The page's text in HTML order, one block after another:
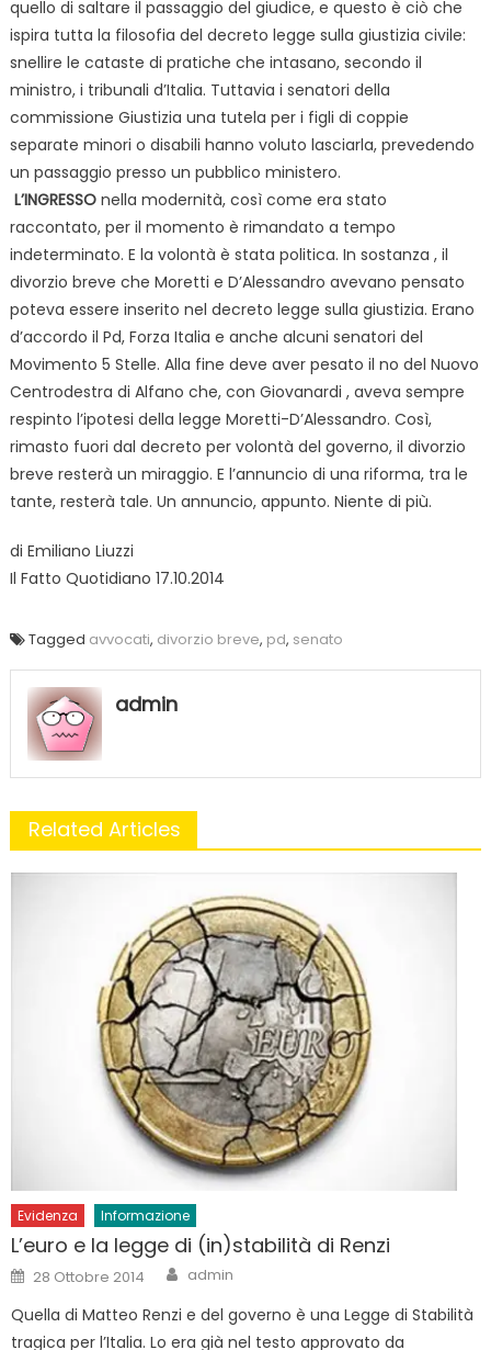
quello di saltare il passaggio del giudice, e questo è ciò che
ispira tutta la filosofia del decreto legge sulla giustizia civile:
snellire le cataste di pratiche che intasano, secondo il
ministro, i tribunali d’Italia. Tuttavia i senatori della
commissione Giustizia una tutela per i figli di coppie
separate minori o disabili hanno voluto lasciarla, prevedendo
un passaggio presso un pubblico ministero.
L’INGRESSOnella modernità, così come era stato
raccontato, per il momento è rimandato a tempo
indeterminato. E la volontà è stata politica. In sostanza , il
divorzio breve che Moretti e D’Alessandro avevano pensato
poteva essere inserito nel decreto legge sulla giustizia. Erano
d’accordo il Pd, Forza Italia e anche alcuni senatori del
Movimento 5 Stelle. Alla fine deve aver pesato il no del Nuovo
Centrodestra di Alfano che, con Giovanardi , aveva sempre
respinto l’ipotesi della legge Moretti-D’Alessandro. Così,
rimasto fuori dal decreto per volontà del governo, il divorzio
breve resterà un miraggio. E l’annuncio di una riforma, tra le
tante, resterà tale. Un annuncio, appunto. Niente di più.
di Emiliano Liuzzi
Il Fatto Quotidiano 17.10.2014
Tagged avvocati, divorzio breve, pd, senato
admin
Related Articles
Evidenza Informazione
L’euro e la legge di (in)stabilità di Renzi
Posted
on
28 Ottobre 2014 Author
admin
Quella di Matteo Renzi e del governo è una Legge di Stabilità
tragica per l’Italia. Lo era già nel testo approvato da